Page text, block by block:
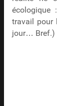
écologique
travail pour
jour… Bref.)